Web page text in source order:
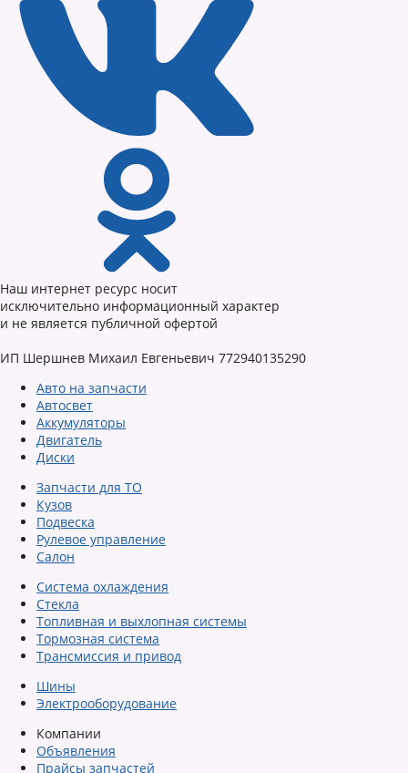
Наш интернет ресурс носит
исключительно информационный характер
и не является публичной офертой
ИП Шершнев Михаил Евгеньевич 772940135290
Авто на запчасти
Автосвет
Аккумуляторы
Двигатель
Диски
Запчасти для ТО
Кузов
Подвеска
Рулевое управление
Салон
Система охлаждения
Стекла
Топливная и выхлопная системы
Тормозная система
Трансмиссия и привод
Шины
Электрооборудование
Компании
Объявления
Прайсы запчастей